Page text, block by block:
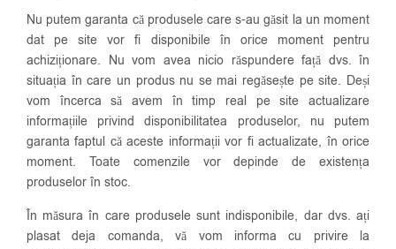
Nu putem garanta că produsele care s-au găsit la un moment
dat pe site vor fi disponibile în orice moment pentru
achiziționare. Nu vom avea nicio răspundere față dvs. în
situația în care un produs nu se mai regăsește pe site. Deși
vom încerca să avem în timp real pe site actualizare
informațiile privind disponibilitatea produselor, nu putem
garanta faptul că aceste informații vor fi actualizate, în orice
moment. Toate comenzile vor depinde de existența
produselor în stoc.
În măsura în care produsele sunt indisponibile, dar dvs. ați
plasat deja comanda, vă vom informa cu privire la